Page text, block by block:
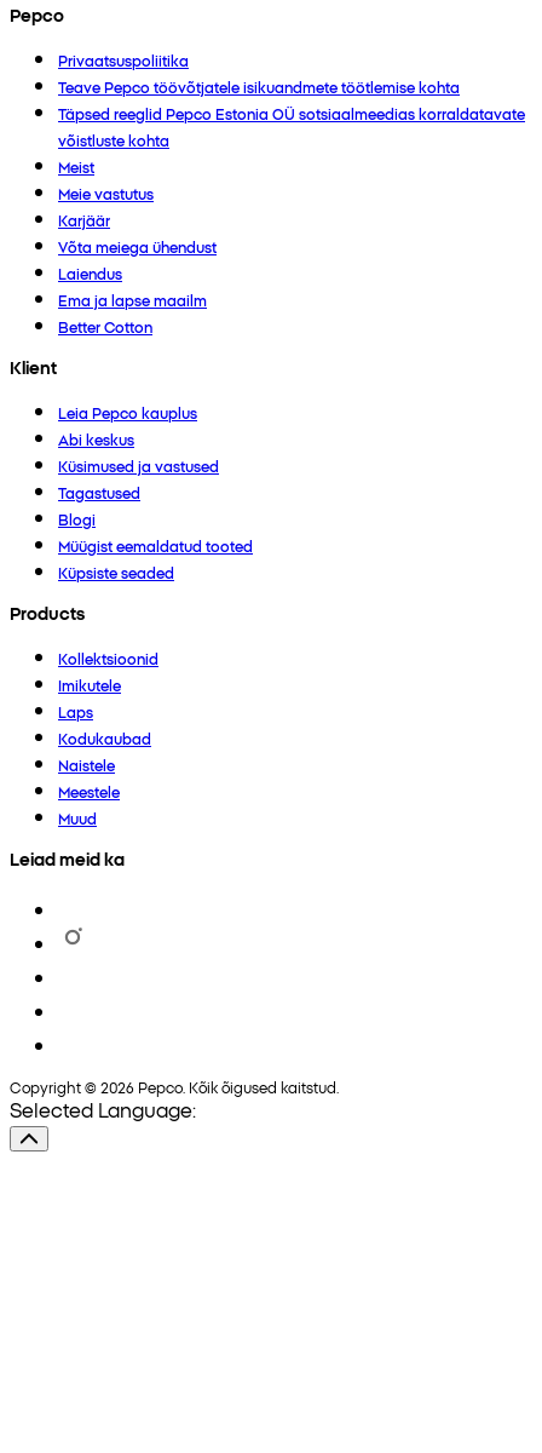
Pepco
Privaatsuspoliitika
Teave Pepco töövõtjatele isikuandmete töötlemise kohta
Täpsed reeglid Pepco Estonia OÜ sotsiaalmeedias korraldatavate
võistluste kohta
Meist
Meie vastutus
Karjäär
Võta meiega ühendust
Laiendus
Ema ja lapse maailm
Better Cotton
Klient
Leia Pepco kauplus
Abi keskus
Küsimused ja vastused
Tagastused
Blogi
Müügist eemaldatud tooted
Küpsiste seaded
Products
Kollektsioonid
Imikutele
Laps
Kodukaubad
Naistele
Meestele
Muud
Leiad meid ka
Copyright © 2026 Pepco. Kõik õigused kaitstud.
Selected Language: